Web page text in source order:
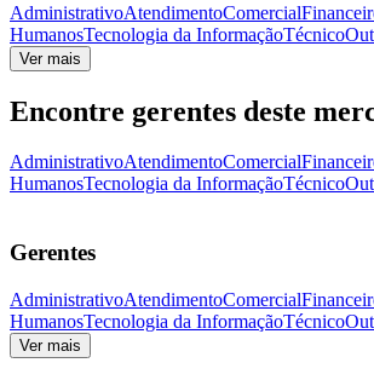
AdministrativoAtendimentoComercial
HumanosTecnologia da InformaçãoTécnico
Ver mais
Encontre gerentes deste
AdministrativoAtendimentoComercial
HumanosTecnologia da InformaçãoTécnico
Gerentes
AdministrativoAtendimentoComercial
HumanosTecnologia da InformaçãoTécnico
Ver mais